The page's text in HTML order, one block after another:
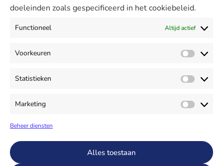
doeleinden zoals gespecificeerd in het cookiebeleid.
Functioneel Altijd actief
Voorkeuren
Statistieken
Marketing
Beheer diensten
Alles toestaan
Agenda
Support
Meekijken
Mijn Vertimart
+31 299 621370